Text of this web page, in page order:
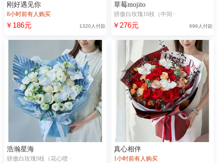
刚好遇见你
8小时前有人购买
￥186元 1320人付款
草莓mojito
骄傲白玫瑰16枝（中间··
￥276元 696人付款
浩瀚星海
骄傲白玫瑰9枝（花心喷··
真心相伴
1小时前有人购买